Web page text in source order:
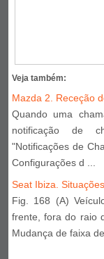
Veja também:
Mazda 2. Receção
Quando uma
notificação de
"Notificações de
Configurações d ...
Seat Ibiza.
Fig. 168 (A)
frente, fora do raio
Mudança de faixa